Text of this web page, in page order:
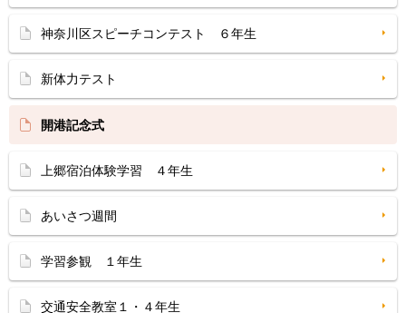
神奈川区スピーチコンテスト ６年生
新体力テスト
開港記念式
上郷宿泊体験学習 ４年生
あいさつ週間
学習参観 １年生
交通安全教室１・４年生